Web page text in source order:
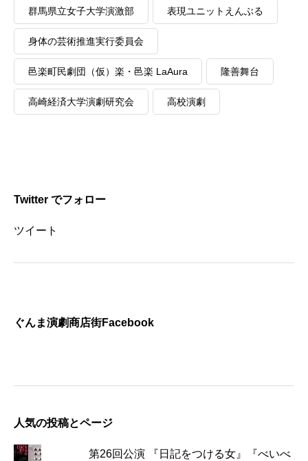
群馬県立女子大学演激部 表現ユニットえんぶる
身体の芸術推進実行委員会
邑楽町民劇団（仮）楽・邑楽 LaAura 隆善舞台
高崎経済大学演劇研究会 高校演劇
Twitter でフォロー
ツイート
ぐんま演劇商店街Facebook
人気の投稿とページ
第26回公演 『日記をつける女』『べいべ